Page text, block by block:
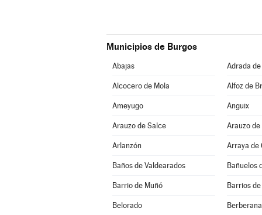
Municipios de Burgos
Abajas Adrada de
Alcocero de Mola Alfoz de
Ameyugo Anguix
Arauzo de Salce Arauzo
Arlanzón Arraya de
Baños de Valdearados Bañuelos
Barrio de Muñó Barrios
Belorado Berberana